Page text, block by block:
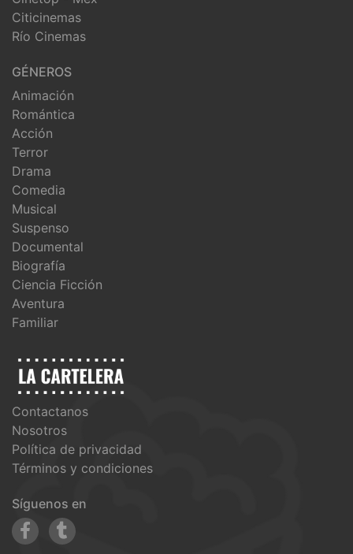
Citicinemas
Río Cinemas
GÉNEROS
Animación
Romántica
Acción
Terror
Drama
Comedia
Musical
Suspenso
Documental
Biografía
Ciencia Ficción
Aventura
Familiar
Contactanos
Nosotros
Política de privacidad
Términos y condiciones
Síguenos en